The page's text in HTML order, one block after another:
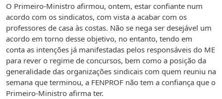
O Primeiro-Ministro afirmou, ontem, estar confiante num
acordo com os sindicatos, com vista a acabar com os
professores de casa às costas. Não se nega ser desejável um
acordo em torno desse objetivo, no entanto, tendo em
conta as intenções já manifestadas pelos responsáveis do ME
para rever o regime de concursos, bem como a posição da
generalidade das organizações sindicais com quem reuniu na
semana que terminou, a FENPROF não tem a confiança que o
Primeiro-Ministro afirma ter.